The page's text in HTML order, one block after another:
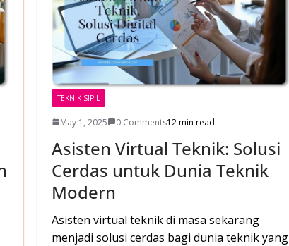
TEKNIK SIPIL
May 1, 2025 0 Comments12 min read
Asisten Virtual Teknik: Solusi
Cerdas untuk Dunia Teknik
Modern
Asisten virtual teknik di masa sekarang
menjadi solusi cerdas bagi dunia teknik yang